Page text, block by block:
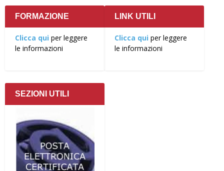
FORMAZIONE
Clicca qui per leggere
le informazioni
LINK UTILI
Clicca qui per leggere
le informazioni
SEZIONI UTILI